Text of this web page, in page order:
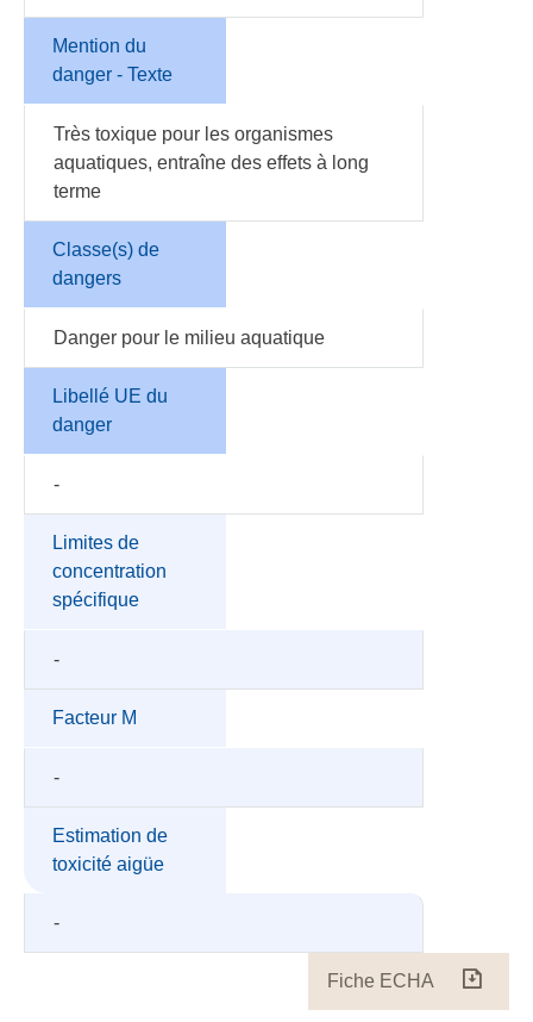
Mention du
danger - Texte
Très toxique pour les organismes
aquatiques, entraîne des effets à long
terme
Classe(s) de
dangers
Danger pour le milieu aquatique
Libellé UE du
danger
-
Limites de
concentration
spécifique
-
Facteur M
-
Estimation de
toxicité aigüe
-
Fiche ECHA